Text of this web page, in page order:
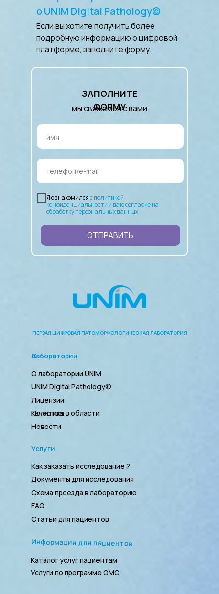
о UNIM Digital Pathology©
Если вы хотите получить более
подробную информацию о цифровой
платформе, заполните форму.
Я ознакомилсяс политикой
конфиденциальности и даю согласие на
обработку персональных данных
ОТПРАВИТЬ
ЗАПОЛНИТЕ
ФОРМУ
мы свяжемся с вами
О лаборатории
Услуги
Информация для пациентов
О лаборатории UNIM
UNIM Digital Pathology©
Политика в области качества
Новости
Лицензии
Как заказать исследование ?
Документы для исследования
Схема проезда в лабораторию
Статьи для пациентов
FAQ
Каталог услуг пациентам
Услуги по программе ОМС
ПЕРВАЯ ЦИФРОВАЯ ПАТОМОРФОЛОГИЧЕСКАЯ ЛАБОРАТОРИЯ